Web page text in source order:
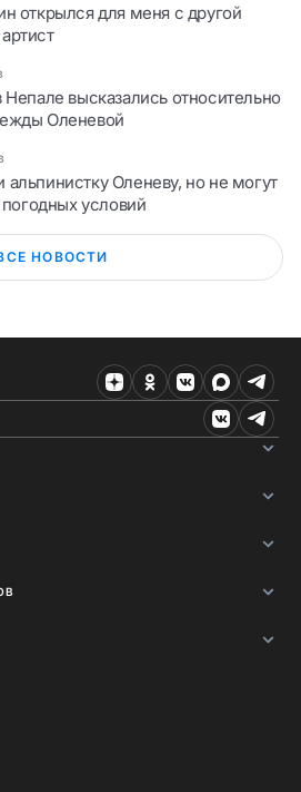
открылся для меня с другой
высказались относительно
Оленевой
Оленеву, но не могут
условий
НОВОСТИ